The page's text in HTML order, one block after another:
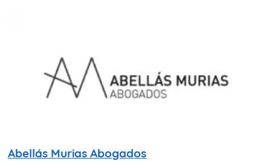
Abellás Murias Abogados